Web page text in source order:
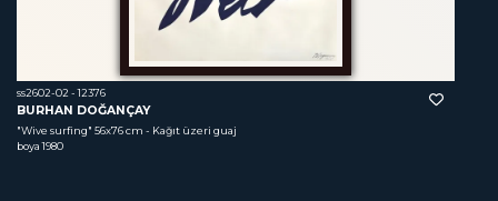
ss2602-02 - 12376
BURHAN DOĞANÇAY
"Wive surfing" 56x76 cm - Kağıt üzeri guaj
boya 1980